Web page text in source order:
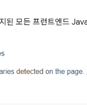
된 모든 프런트엔드